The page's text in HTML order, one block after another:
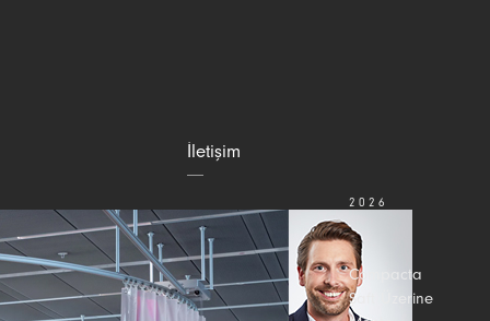
Compacta
Şaft Üzerine
2026
TEMMUZ
31
İletişim